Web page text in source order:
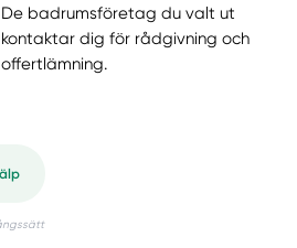
De badrumsföretag du valt ut
kontaktar dig för rådgivning och
offertlämning.